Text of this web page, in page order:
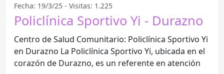
Fecha: 19/3/25 - Visitas: 1.225
Policlínica Sportivo Yi - Durazno
Centro de Salud Comunitario: Policlínica Sportivo Yi
en Durazno La Policlínica Sportivo Yi, ubicada en el
corazón de Durazno, es un referente en atención